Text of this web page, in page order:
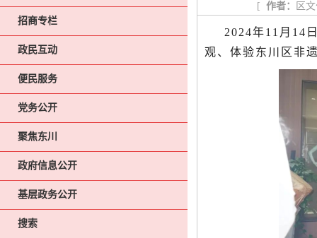
招商专栏
政民互动
便民服务
党务公开
聚焦东川
政府信息公开
基层政务公开
搜索
[ 作者： 区
2024年11月14
观、体验东川区非